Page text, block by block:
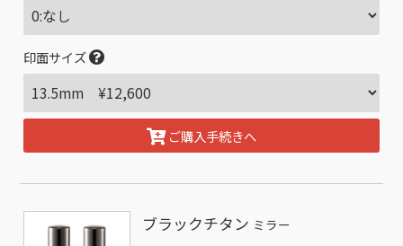
印面サイズ
ご購入手続きへ
ブラックチタン ミラー